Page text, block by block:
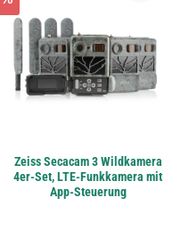
Zeiss Secacam 3 Wildkamera
4er-Set, LTE-Funkkamera mit
App-Steuerung